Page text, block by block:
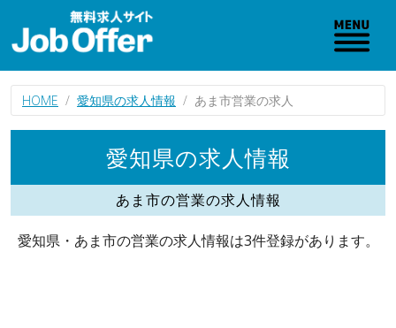
HOME 愛知県の求人情報 あま市営業の求人
愛知県の求人情報
あま市の営業の求人情報
愛知県・あま市の営業の求人情報は3件登録があります。